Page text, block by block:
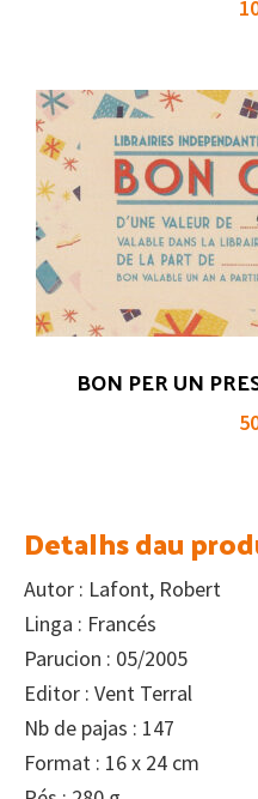
BON PER UN
Detalhs dau
Autor : Lafont, Robert
Linga : Francés
Parucion : 05/2005
Editor : Vent Terral
Nb de pajas : 147
Format : 16 x 24 cm